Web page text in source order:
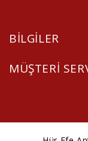
BILGILER
MÜŞTERI